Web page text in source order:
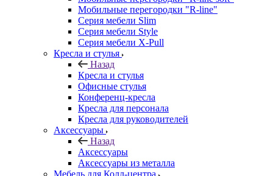
Мобильные перегородки "R-line"
Серия мебели Slim
Серия мебели Style
Серия мебели X-Pull
Кресла и стулья
Назад
Кресла и стулья
Офисные стулья
Конференц-кресла
Кресла для персонала
Кресла для руководителей
Аксессуары
Назад
Аксессуары
Аксессуары из металла
Мебель для Колл-центра